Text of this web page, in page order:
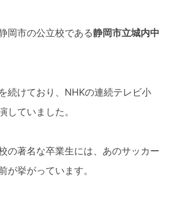
岡市の公立校である静岡市立城内中
続けており、NHKの連続テレビ小
していました。
の著名な卒業生には、あのサッカー
が挙がっています。